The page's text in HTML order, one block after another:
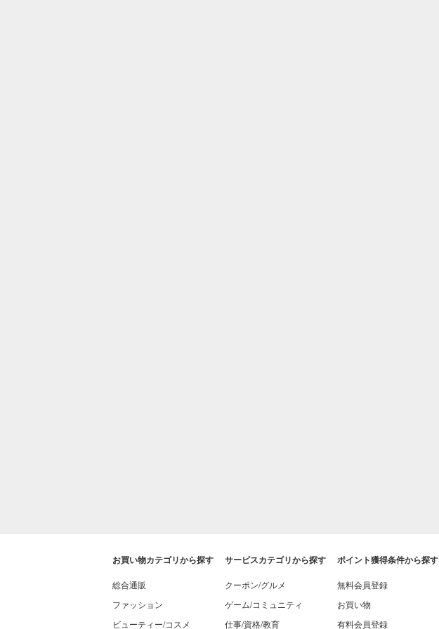
お買い物カテゴリから探す
総合通販
ファッション
ビューティー/コスメ
サービスカテゴリから探す
クーポン/グルメ
ゲーム/コミュニティ
仕事/資格/教育
ポイント獲得条件から探す
無料会員登録
お買い物
有料会員登録